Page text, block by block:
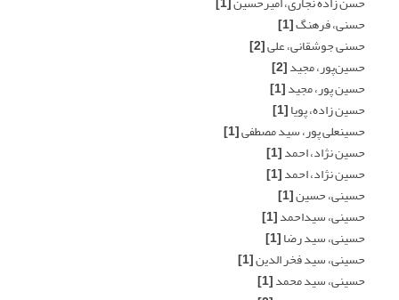
حسنی، فرهنگ[1]
حسنی جوشقانی، علی[2]
حسین‌پور، مجید[2]
حسین پور، مجید[1]
حسین زاده، پویا[1]
حسینعلی پور، سید مصطفی[1]
حسین نژاد، احمد[1]
حسین نژاد، احمد[1]
حسینی، حسین[1]
حسینی، سیداحمد[1]
حسینی، سید رضا[1]
حسینی، سید فخر الدین[1]
حسینی، سید محمد[1]